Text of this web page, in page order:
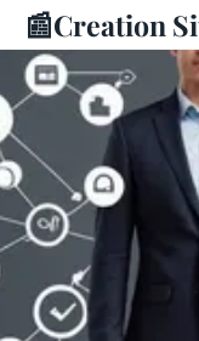
📰Creation